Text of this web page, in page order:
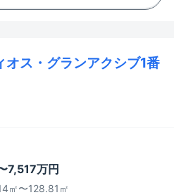
オス・グランアクシブ1番
7,517万円
㎡〜128.81㎡